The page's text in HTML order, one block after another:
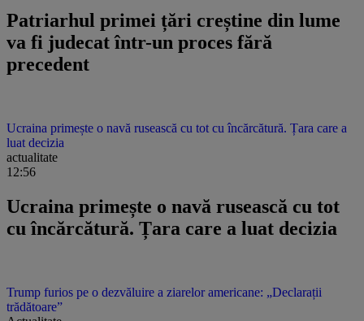
Patriarhul primei țări creștine din lume
va fi judecat într-un proces fără
precedent
Ucraina primește o navă rusească cu tot cu încărcătură. Țara care a
luat decizia
actualitate
12:56
Ucraina primește o navă rusească cu tot
cu încărcătură. Țara care a luat decizia
Trump furios pe o dezvăluire a ziarelor americane: „Declarații
trădătoare”